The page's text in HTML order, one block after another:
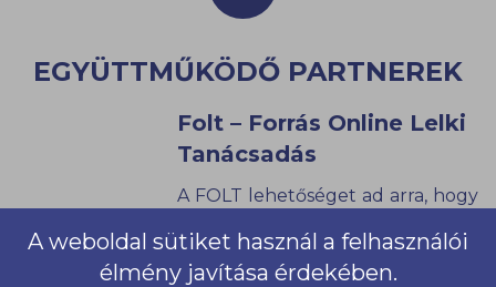
EGYÜTTMŰKÖDŐ PARTNEREK
Folt – Forrás Online Lelki
Tanácsadás
A FOLT lehetőséget ad arra, hogy
jelentkező lelki, iskolai,
párkapcsolati, családi, életvezetési
A weboldal sütiket használ a felhasználói
élmény javítása érdekében.